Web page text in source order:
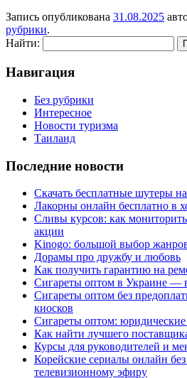
Запись опубликована 31.08.2025
рубрики.
Найти:
Навигация
Без рубрики
Интересное
Новости туризма
Таиланд
Последние новости
Скачать бесплатные шутеры
Лакорны онлайн бесплатно в
Сливы курсов: как
акции
Kinogo: большой выбор
Дорамы про дружбу и любовь
Как получить гарантию на
Сигареты оптом в Украине —
Сигареты оптом без
киосков
Сигареты оптом: юридические
Как найти лучшего
Курсы для руководителей и
Корейские сериалы онлайн
телевизионному эфиру